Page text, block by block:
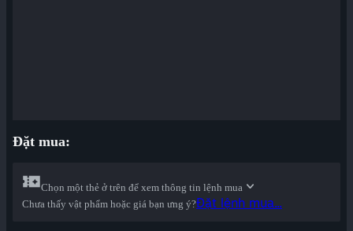
Đặt mua:
Chọn một thẻ ở trên để xem thông tin lệnh mua
Chưa thấy vật phẩm hoặc giá bạn ưng ý?Đặt lệnh mua...